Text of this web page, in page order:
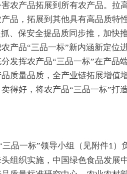
农产品拓展到所有农产品。拉
品，拓展到其他具有高品质特
、保安全提品质同步推，加快
产品“三品一标”新内涵新定位
发挥农产品“三品一标”在产品
质量品质，全产业链拓展增值
得好，将农产品“三品一标”打
品一标”领导小组（见附件1）
组织实施，中国绿色食品发展